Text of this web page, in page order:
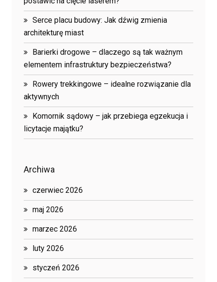
Serce placu budowy: Jak dźwig zmienia
architekturę miast
Barierki drogowe – dlaczego są tak ważnym
elementem infrastruktury bezpieczeństwa?
Rowery trekkingowe – idealne rozwiązanie dla
aktywnych
Komornik sądowy – jak przebiega egzekucja i
licytacje majątku?
Archiwa
czerwiec 2026
maj 2026
marzec 2026
luty 2026
styczeń 2026